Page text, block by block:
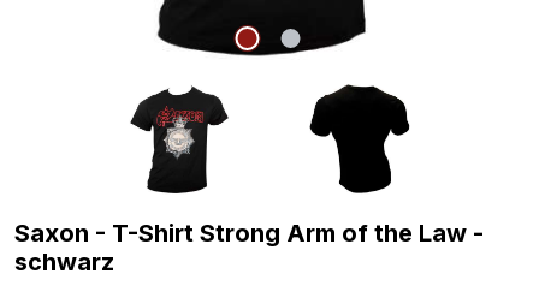
Saxon - T-Shirt Strong Arm of the Law -
schwarz